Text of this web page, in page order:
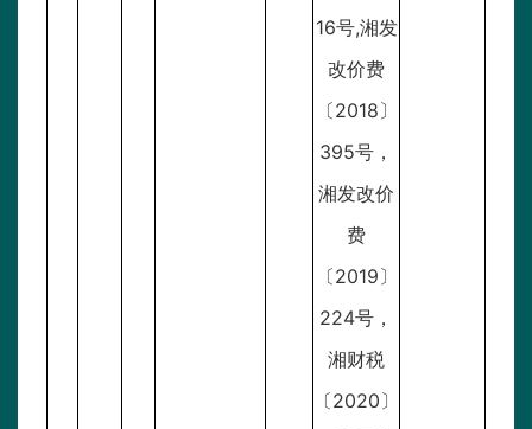
16号,湘发
改价费
〔2018〕
395号，
湘发改价
费
〔2019〕
224号，
湘财税
〔2020〕